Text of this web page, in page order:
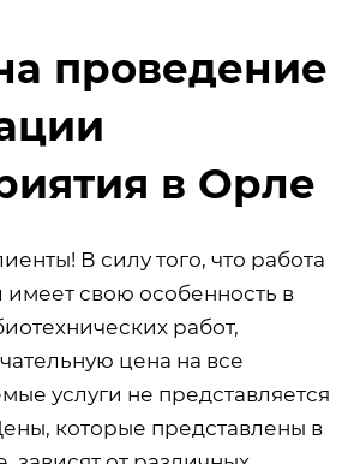
проведение
в Орле
В силу того, что работа
свою особенность в
работ,
цена на все
услуги не представляется
которые представлены в